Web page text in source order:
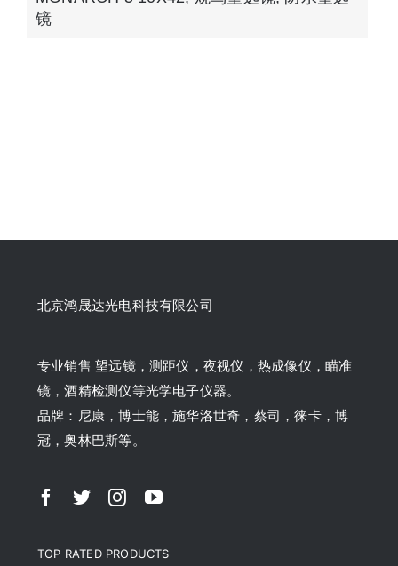
镜
北京鸿晟达光电科技有限公司
专业销售 望远镜，测距仪，夜视仪，热成像仪，瞄准
镜，酒精检测仪等光学电子仪器。
品牌：尼康，博士能，施华洛世奇，蔡司，徕卡，博
冠，奥林巴斯等。
TOP RATED PRODUCTS